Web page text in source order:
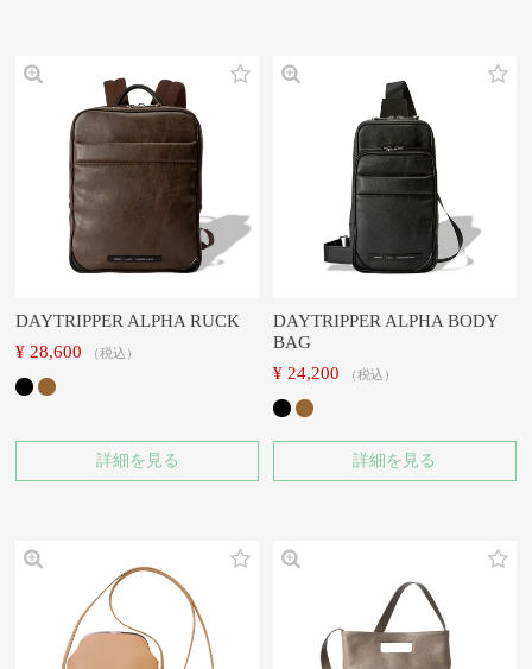
DAYTRIPPER ALPHA RUCK
¥ 28,600 税込
詳細を見る
DAYTRIPPER ALPHA BODY
BAG
¥ 24,200 税込
詳細を見る